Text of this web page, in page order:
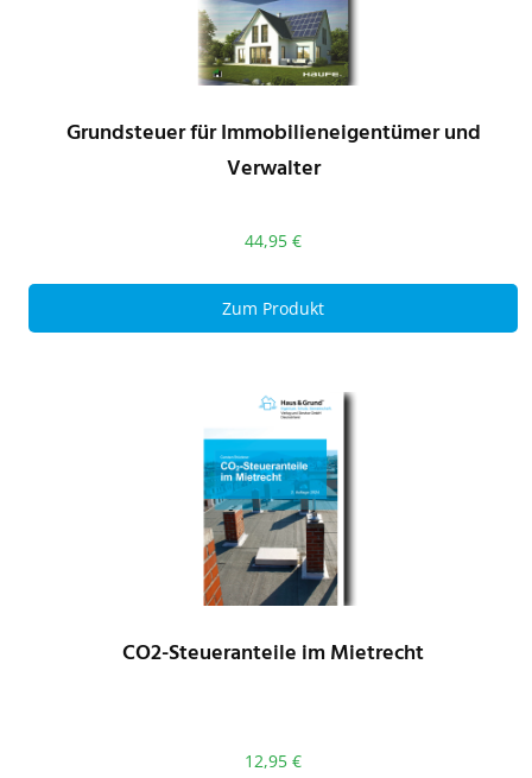
Grundsteuer für Immobilieneigentümer und
Verwalter
44,95 €
Zum Produkt
CO2-Steueranteile im Mietrecht
12,95 €